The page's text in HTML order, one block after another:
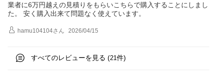
業者に6万円越えの見積りをもらいこちらで購入することにしまし
た。 安く購入出来て問題なく使えています。
hamu104104さん 2026/04/15
すべてのレビューを見る (21 件)